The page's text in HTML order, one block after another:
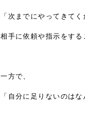
「次までにやってきて
相手に依頼や指示をする
一方で、
「自分に足りないのは